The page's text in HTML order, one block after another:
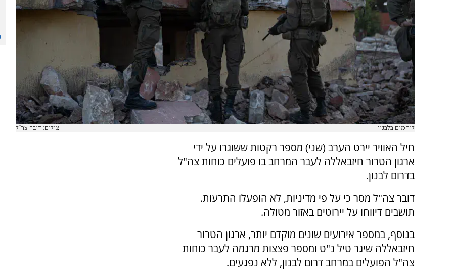
לוחמים בלבנון צילום: דובר צה"ל
חיל האוויר יירט הערב (שני) מספר רקטות ששוגרו על ידי
ארגון הטרור חיזבאללה לעבר המרחב בו פועלים כוחות צה"ל
בדרום לבנון.
דובר צה"ל מסר כי על פי מדיניות, לא הופעלו התרעות.
תושבים דיווחו על יירוטים באזור מטולה.
בנוסף, במספר אירועים שונים מוקדם יותר, ארגון הטרור
חיזבאללה שיגר טיל נ"ט ומספר פצצות מרגמה לעבר כוחות
צה"ל הפועלים במרחב דרום לבנון, ללא נפגעים.